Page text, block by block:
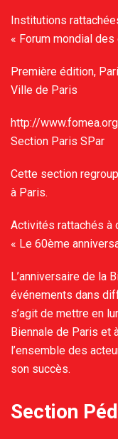
Institutions
« Forum mondial des
Première édition,
Ville de Paris
http://www.fomea.org
Section Paris SPar
Cette section
à Paris.
Activités rattachés à
« Le 60ème
L’anniversaire de la
événements dans
s’agit de mettre en
Biennale de Paris et
l’ensemble des
son succès.
Section